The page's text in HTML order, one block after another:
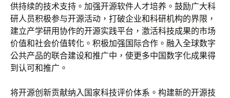
供持续的技术支持。加强开源软件人才培养。鼓励广大科
研人员积极参与开源活动，打破企业和科研机构的界限，
建立产学研用协作的开源实践平台，激活科技成果的市场
价值和社会价值转化。积极加强国际合作。融入全球数字
公共产品的联合建设和推广中，使更多中国数字化成果得
到认可和推广。
将开源创新贡献纳入国家科技评价体系。构建新的开源技